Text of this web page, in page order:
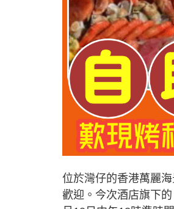
位於灣仔的香港萬麗
歡迎。今次酒店旗下